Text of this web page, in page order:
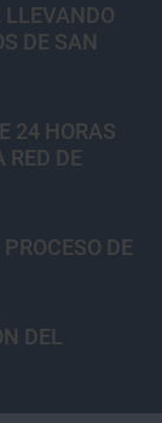
DE SAN
24 HORAS
RED DE
DE
DEL